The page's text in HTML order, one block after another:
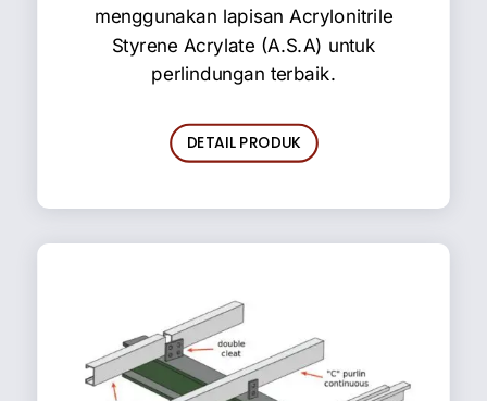
menggunakan lapisan Acrylonitrile
Styrene Acrylate (A.S.A) untuk
perlindungan terbaik.
DETAIL PRODUK